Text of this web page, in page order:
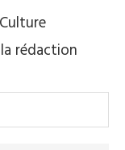
rédaction